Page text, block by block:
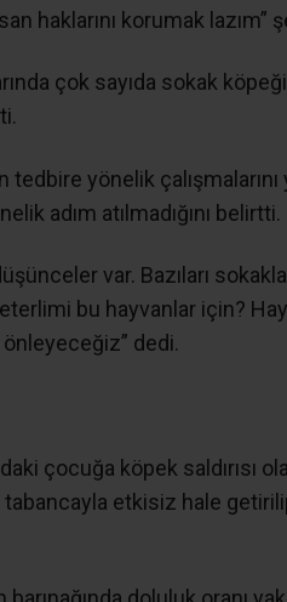
haklarını korumak lazım”
çok sayıda sokak
yönelik
adım atılmadığını belirtti.
var. Bazıları
bu hayvanlar için?
dedi.
çocuğa köpek saldırısı
etkisiz hale